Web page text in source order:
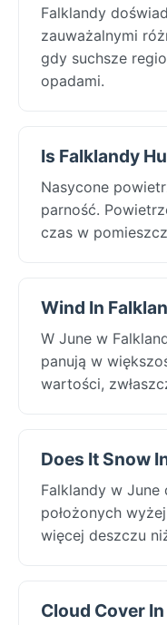
Falklandy
zauważalnymi
gdy suchsze
opadami.
Is Falklandy
Nasycone
parność.
czas w
Wind In
W June w
panują w
wartości,
Does It Snow
Falklandy w
położonych
więcej deszczu
Cloud Cover